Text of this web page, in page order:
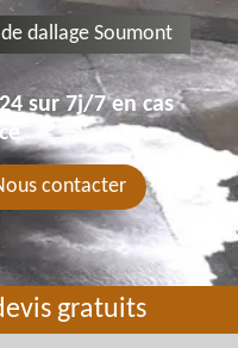
dallage Soumont
sur 7j/7 en cas
contacter
gratuits